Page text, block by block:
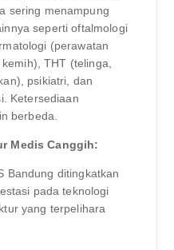
sering menampung
seperti oftalmologi
(perawatan
THT (telinga,
psikiatri, dan
Ketersediaan
berbeda.
Medis Canggih:
Bandung ditingkatkan
pada teknologi
yang terpelihara